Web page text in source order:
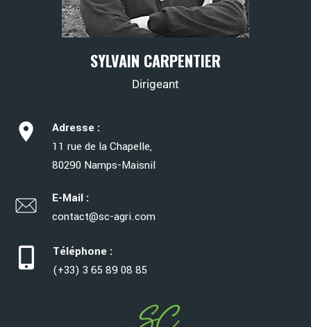
SYLVAIN CARPENTIER
Dirigeant
Adresse :
11 rue de la Chapelle,
80290 Namps-Maisnil
E-Mail :
contact@sc-agri.com
Téléphone :
(+33) 3 65 89 08 85